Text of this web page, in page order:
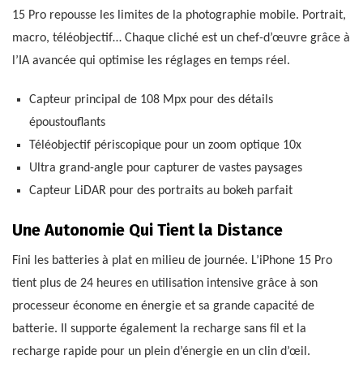
15 Pro repousse les limites de la photographie mobile. Portrait,
macro, téléobjectif… Chaque cliché est un chef-d’œuvre grâce à
l’IA avancée qui optimise les réglages en temps réel.
Capteur principal de 108 Mpx pour des détails
époustouflants
Téléobjectif périscopique pour un zoom optique 10x
Ultra grand-angle pour capturer de vastes paysages
Capteur LiDAR pour des portraits au bokeh parfait
Une Autonomie Qui Tient la Distance
Fini les batteries à plat en milieu de journée. L’iPhone 15 Pro
tient plus de 24 heures en utilisation intensive grâce à son
processeur économe en énergie et sa grande capacité de
batterie. Il supporte également la recharge sans fil et la
recharge rapide pour un plein d’énergie en un clin d’œil.